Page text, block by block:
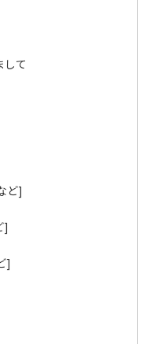
して
ど]
]
]